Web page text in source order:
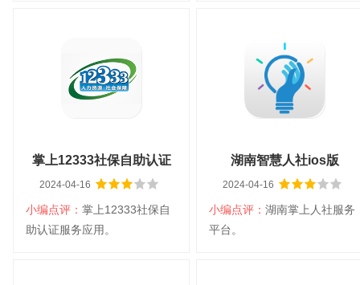
分类：生活软件
语言：中文
查看详情
扫码立即下载
分类：生活软件
语言：中文
查看详情
掌上12333社保自助认证
苹果版
2024-04-16
小编点评： 掌上12333社保自
助认证服务应用。
湖南智慧人社ios版
2024-04-16
小编点评： 湖南掌上人社服务
平台。